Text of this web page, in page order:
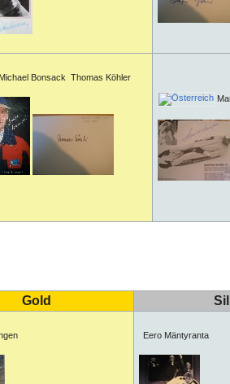
Bonsack Thomas Köhler
Gold
Eero Mäntyranta